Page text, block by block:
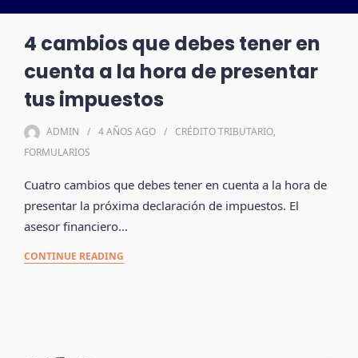
4 cambios que debes tener en
cuenta a la hora de presentar
tus impuestos
ADMIN 4 AÑOS AGO CRÉDITO TRIBUTARIO,
FORMULARIOS
Cuatro cambios que debes tener en cuenta a la hora de
presentar la próxima declaración de impuestos. El
asesor financiero…
CONTINUE READING